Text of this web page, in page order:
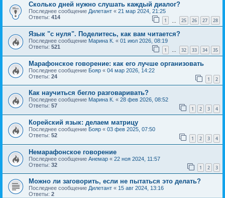
Сколько дней нужно слушать каждый диалог?
Последнее сообщение Дилетант « 21 мар 2024, 21:25
Ответы: 414 1 25 26 27 28
Язык "с нуля". Поделитесь, как вам читается?
Последнее сообщение Марина К. « 01 июл 2026, 08:19
Ответы: 521 1 … 32 33 34 35
Марафонское говорение: как его лучше организовать
Последнее сообщение Бояр « 04 мар 2026, 14:22
Ответы: 24 1 2
Как научиться бегло разговаривать?
Последнее сообщение Марина К. « 28 фев 2026, 08:52
Ответы: 57 1 2 3 4
Корейский язык: делаем матрицу
Последнее сообщение Бояр « 03 фев 2025, 07:50
Ответы: 52 1 2 3 4
Немарафонское говорение
Последнее сообщение Анемар « 22 ноя 2024, 11:57
Ответы: 32 1 2 3
Можно ли заговорить, если не пытаться это делать?
Последнее сообщение Дилетант « 15 авг 2024, 13:16
Ответы: 2